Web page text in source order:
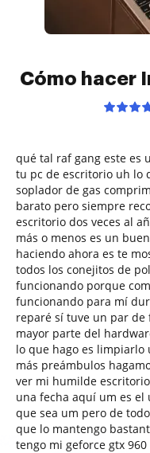
Cómo hacer
qué tal raf gang este es
tu pc de escritorio uh lo
soplador de gas
barato pero siempre
escritorio dos veces al
más o menos es un
haciendo ahora es te
todos los conejitos de
funcionando porque
funcionando para mí
reparé sí tuve un par de
mayor parte del
lo que hago es limpiarlo
más preámbulos
ver mi humilde
una fecha aquí um es el
que sea um pero de
que lo mantengo
tengo mi geforce gtx